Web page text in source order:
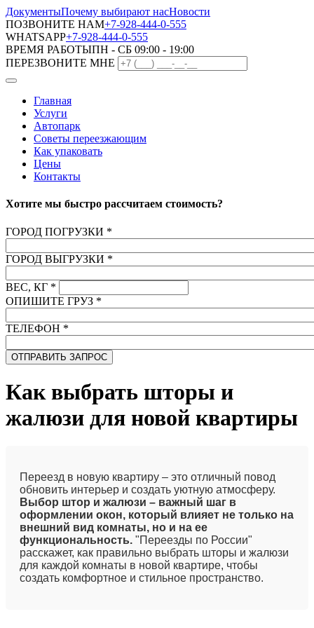
ДокументыПочему выбирают насНовости
ПОЗВОНИТЕ НАМ+7-928-444-0-555
WHATSAPP+7-928-444-0-555
ВРЕМЯ РАБОТЫПН - СБ 09:00 - 19:00
ПЕРЕЗВОНИТЕ МНЕ
Главная
Услуги
Автопарк
Советы переезжающим
Как упаковать
Цены
Контакты
Хотите мы быстро рассчитаем стоимость?
ГОРОД ПОГРУЗКИ *
ГОРОД ВЫГРУЗКИ *
ВЕС, КГ *
ОПИШИТЕ ГРУЗ *
ТЕЛЕФОН *
Как выбрать шторы и
жалюзи для новой квартиры
Переезд в новую квартиру – это отличный повод
обновить интерьер и создать уютную атмосферу.
Выбор штор и жалюзи – важный шаг в
оформлении окон, который влияет не только на
внешний вид комнаты, но и на ее
функциональность. "Переезды по России"
расскажет, как правильно выбрать шторы и жалюзи
для каждой комнаты в новой квартире, чтобы
создать комфортное и стильное пространство.